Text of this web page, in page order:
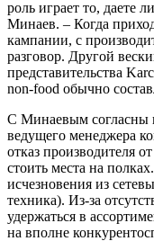
роль играет то, даете
Минаев. – Когда
кампании, с
разговор. Другой
представительства
non-food обычно
С Минаевым согласны
ведущего менеджера
отказ производителя
стоить места на
исчезновения из
техника). Из-за
удержаться в
на вполне